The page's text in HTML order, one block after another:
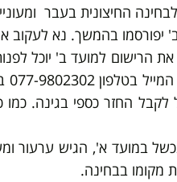
החיצונית בעבר
יפורסמו בהמשך. נא לעקוב
החזר כספי בגינה.
במועד א', הגיש ערעור